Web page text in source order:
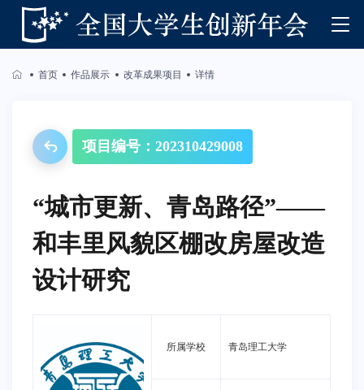
首页 作品展示 改革成果项目 详情
项目编号：202310429008
“城市更新、青岛路径”——
和丰里风貌区棚改房屋改造
设计研究
所属学校 青岛理工大学